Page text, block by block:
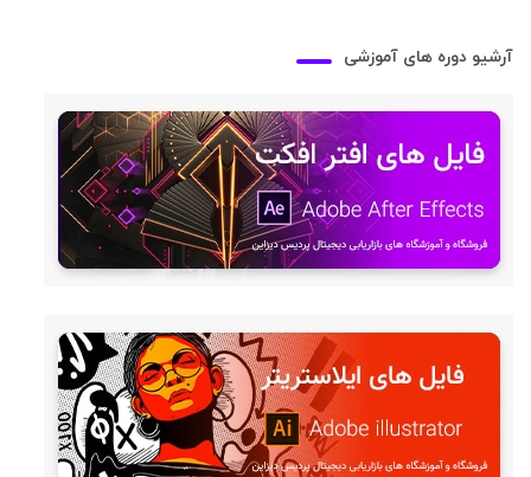
آرشیو دوره های آموزشی